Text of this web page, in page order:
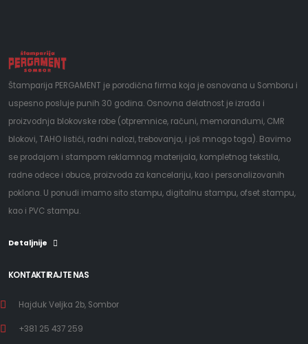
Štamparija PERGAMENT je porodična firma koja je osnovana u Somboru i
uspesno posluje punih 30 godina. Osnovna delatnost je izrada i
proizvodnja blokovske robe (otpremnice, računi, memorandumi, CMR
blokovi, TAHO listići, radni nalozi, trebovanja, i još mnogo toga). Bavimo
se prodajom i stampom reklamnog materijala, kompletnog tekstila,
radne odece i obuce, proizvoda za kancelariju, kao i personalizovanih
poklona. U ponudi imamo sito stampu, digitalnu stampu, ofset stampu,
kao i PVC stampu.
Detaljnije
KONTAKTIRAJTE NAS
Hajduk Veljka 2b, Sombor
+381 25 437 259